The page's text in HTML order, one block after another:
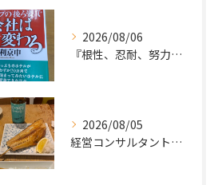
2026/08/06
『根性、忍耐、努力という言葉は死語なのか』
2026/08/05
経営コンサルタントのモーちゃん・毛利京申です。